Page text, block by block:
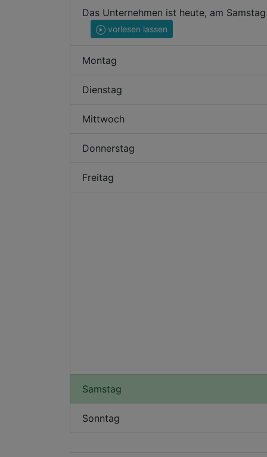
Das Unternehmen ist heute, am
vorlesen lassen
Montag
Dienstag
Mittwoch
Donnerstag
Freitag
Samstag
Sonntag